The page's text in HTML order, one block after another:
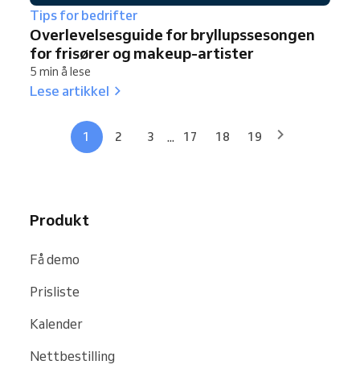
Tips for bedrifter
Overlevelsesguide for bryllupssesongen
for frisører og makeup-artister
5 min å lese
Lese artikkel
1 2 3 ... 17 18 19
Produkt
Få demo
Prisliste
Kalender
Nettbestilling